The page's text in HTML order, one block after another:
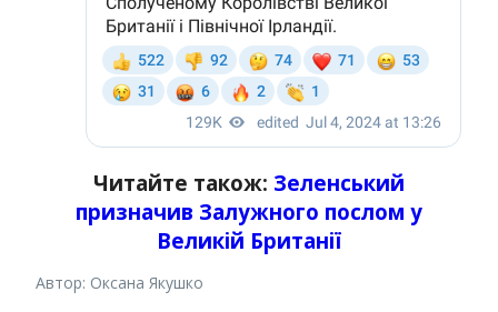
Читайте також: Зеленський
призначив Залужного послом у
Великій Британії
Автор: Оксана Якушко